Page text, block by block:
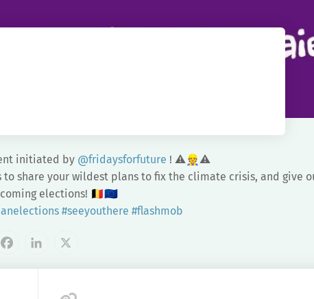
initiated by @fridaysforfuture ! ⚠️👷⚠️
share your wildest plans to fix the climate crisis, and give
elections! 🇧🇪🇪🇺
#seeyouthere #flashmob
X